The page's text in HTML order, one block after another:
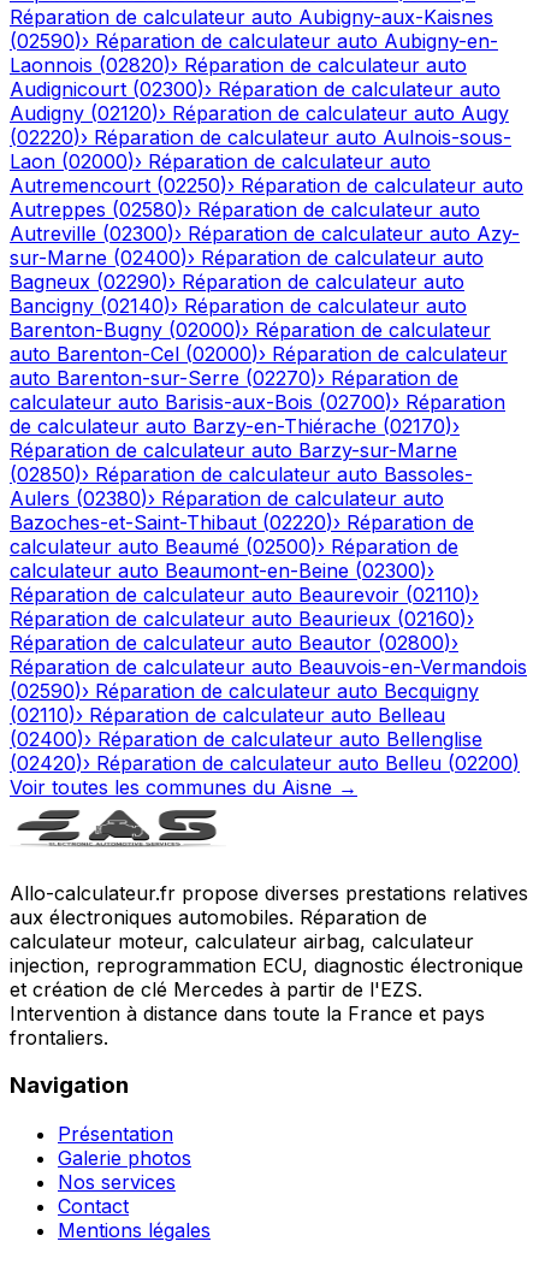
Réparation de calculateur auto Aubigny-aux-Kaisnes
(02590)› Réparation de calculateur auto Aubigny-en-
Laonnois (02820)› Réparation de calculateur auto
Audignicourt (02300)› Réparation de calculateur auto
Audigny (02120)› Réparation de calculateur auto Augy
(02220)› Réparation de calculateur auto Aulnois-sous-
Laon (02000)› Réparation de calculateur auto
Autremencourt (02250)› Réparation de calculateur auto
Autreppes (02580)› Réparation de calculateur auto
Autreville (02300)› Réparation de calculateur auto Azy-
sur-Marne (02400)› Réparation de calculateur auto
Bagneux (02290)› Réparation de calculateur auto
Bancigny (02140)› Réparation de calculateur auto
Barenton-Bugny (02000)› Réparation de calculateur
auto Barenton-Cel (02000)› Réparation de calculateur
auto Barenton-sur-Serre (02270)› Réparation de
calculateur auto Barisis-aux-Bois (02700)› Réparation
de calculateur auto Barzy-en-Thiérache (02170)›
Réparation de calculateur auto Barzy-sur-Marne
(02850)› Réparation de calculateur auto Bassoles-
Aulers (02380)› Réparation de calculateur auto
Bazoches-et-Saint-Thibaut (02220)› Réparation de
calculateur auto Beaumé (02500)› Réparation de
calculateur auto Beaumont-en-Beine (02300)›
Réparation de calculateur auto Beaurevoir (02110)›
Réparation de calculateur auto Beaurieux (02160)›
Réparation de calculateur auto Beautor (02800)›
Réparation de calculateur auto Beauvois-en-Vermandois
(02590)› Réparation de calculateur auto Becquigny
(02110)› Réparation de calculateur auto Belleau
(02400)› Réparation de calculateur auto Bellenglise
(02420)› Réparation de calculateur auto Belleu (02200)
Voir toutes les communes du Aisne →
Allo-calculateur.fr propose diverses prestations relatives
aux électroniques automobiles. Réparation de
calculateur moteur, calculateur airbag, calculateur
injection, reprogrammation ECU, diagnostic électronique
et création de clé Mercedes à partir de l'EZS.
Intervention à distance dans toute la France et pays
frontaliers.
Navigation
Présentation
Galerie photos
Nos services
Contact
Mentions légales